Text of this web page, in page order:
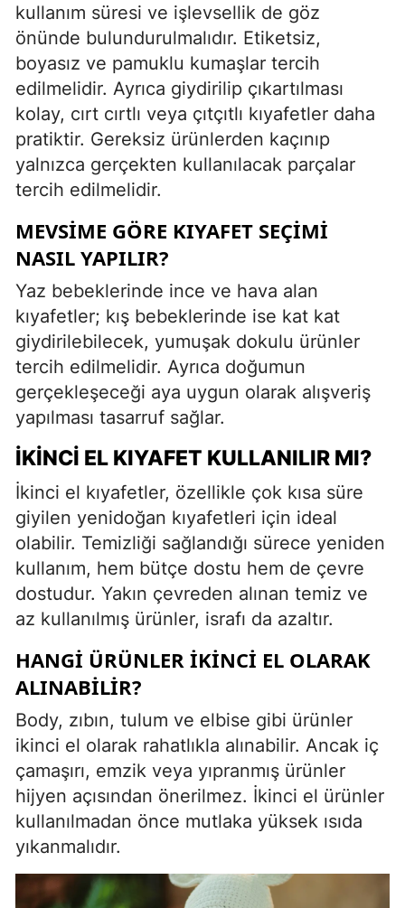
kullanım süresi ve işlevsellik de göz
önünde bulundurulmalıdır. Etiketsiz,
boyasız ve pamuklu kumaşlar tercih
edilmelidir. Ayrıca giydirilip çıkartılması
kolay, cırt cırtlı veya çıtçıtlı kıyafetler daha
pratiktir. Gereksiz ürünlerden kaçınıp
yalnızca gerçekten kullanılacak parçalar
tercih edilmelidir.
MEVSIME GÖRE KIYAFET SEÇIMI
NASIL YAPILIR?
Yaz bebeklerinde ince ve hava alan
kıyafetler; kış bebeklerinde ise kat kat
giydirilebilecek, yumuşak dokulu ürünler
tercih edilmelidir. Ayrıca doğumun
gerçekleşeceği aya uygun olarak alışveriş
yapılması tasarruf sağlar.
İKINCI EL KIYAFET KULLANILIR MI?
İkinci el kıyafetler, özellikle çok kısa süre
giyilen yenidoğan kıyafetleri için ideal
olabilir. Temizliği sağlandığı sürece yeniden
kullanım, hem bütçe dostu hem de çevre
dostudur. Yakın çevreden alınan temiz ve
az kullanılmış ürünler, israfı da azaltır.
HANGI ÜRÜNLER İKINCI EL OLARAK
ALINABILIR?
Body, zıbın, tulum ve elbise gibi ürünler
ikinci el olarak rahatlıkla alınabilir. Ancak iç
çamaşırı, emzik veya yıpranmış ürünler
hijyen açısından önerilmez. İkinci el ürünler
kullanılmadan önce mutlaka yüksek ısıda
yıkanmalıdır.